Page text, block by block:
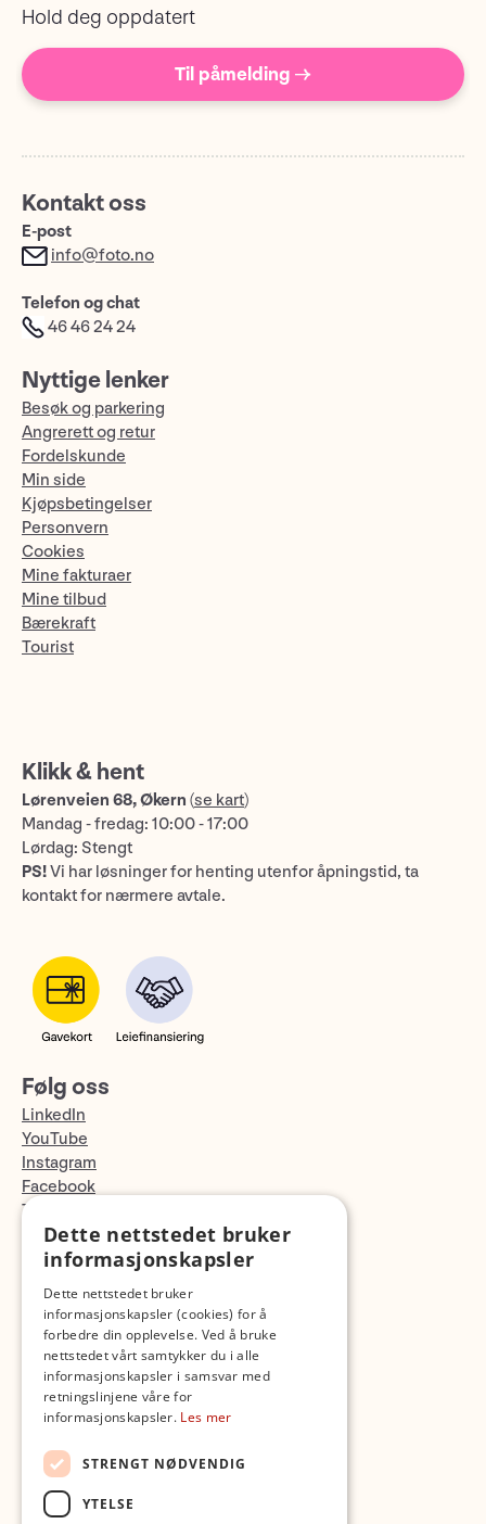
Hold deg oppdatert
Til påmelding →
Kontakt oss
E-post
info@foto.no
Telefon og chat
46 46 24 24
Nyttige lenker
Besøk og parkering
Angrerett og retur
Fordelskunde
Min side
Kjøpsbetingelser
Personvern
Cookies
Mine fakturaer
Mine tilbud
Bærekraft
Tourist
Klikk & hent
Lørenveien 68, Økern (se kart)
Mandag - fredag: 10:00 - 17:00
Lørdag: Stengt
PS!Vi har løsninger for henting utenfor åpningstid, ta
kontakt for nærmere avtale.
Følg oss
LinkedIn
YouTube
Instagram
Facebook
TikTok
Fotopodden
Dette nettstedet bruker
informasjonskapsler
Dette nettstedet bruker
informasjonskapsler (cookies) for å
forbedre din opplevelse. Ved å bruke
nettstedet vårt samtykker du i alle
informasjonskapsler i samsvar med
retningslinjene våre for
informasjonskapsler. Les mer
STRENGT NØDVENDIG
YTELSE